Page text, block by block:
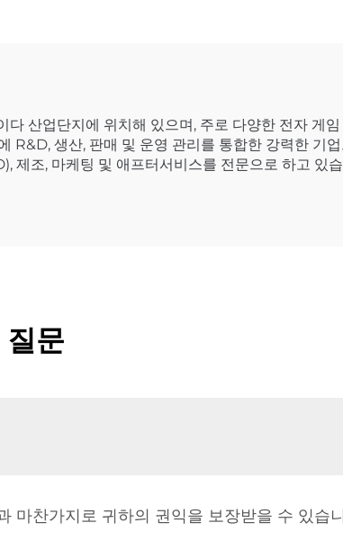
산업단지에 위치해 있으며, 주로 다양한 전자 게임
R&D, 생산, 판매 및 운영 관리를 통합한 강력한 기
제조, 마케팅 및 애프터서비스를 전문으로 하고 있
문
마찬가지로 귀하의 권익을 보장받을 수 있습